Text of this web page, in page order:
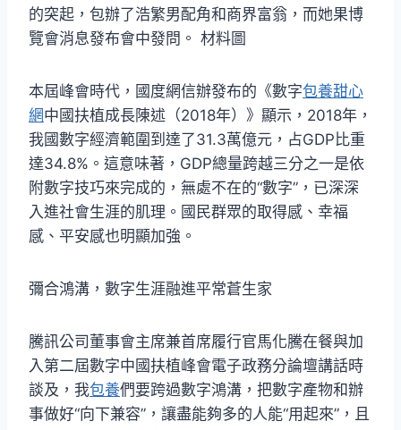
的突起，包辦了浩繁男配角和商界富翁，而她果博
覽會消息發布會中發問。 材料圖
本屆峰會時代，國度網信辦發布的《數字包養甜心
網中國扶植成長陳述（2018年）》顯示，2018年，
我國數字經濟範圍到達了31.3萬億元，占GDP比重
達34.8%。這意味著，GDP總量跨越三分之一是依
附數字技巧來完成的，無處不在的“數字”，已深深
入進社會生涯的肌理。國民群眾的取得感、幸福
感、平安感也明顯加強。
彌合鴻溝，數字生涯融進平常蒼生家
騰訊公司董事會主席兼首席履行官馬化騰在餐與加
入第二屆數字中國扶植峰會電子政務分論壇講話時
談及，我包養們要跨過數字鴻溝，把數字產物和辦
事做好“向下兼容”，讓盡能夠多的人能“用起來”，且